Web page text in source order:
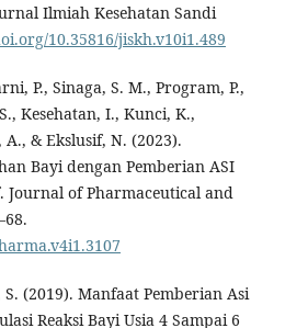
Ilmiah Kesehatan Sandi
10.35816/jiskh.v10i1.489
P., Sinaga, S. M., Program, P.,
Kesehatan, I., Kunci, K.,
& Ekslusif, N. (2023).
Bayi dengan Pemberian ASI
Journal of Pharmaceutical and
(2019). Manfaat Pemberian Asi
Reaksi Bayi Usia 4 Sampai 6